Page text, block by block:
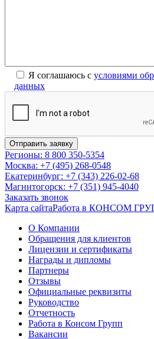
Я соглашаюсь с условиями
данных
Регионы: 8 800 350-5354
Москва: +7 (495) 268-0548
Екатеринбург: +7 (343) 226-02-68
Магнитогорск: +7 (351) 945-4040
Заказать звонок
Карта сайтаРабота в КОНСОМ
О Компании
Обращения для клиентов
Лицензии и сертификаты
Награды и дипломы
Партнеры
Отзывы
Официальные реквизиты
Руководство
Отчетность
Работа в Консом Групп
Вакансии